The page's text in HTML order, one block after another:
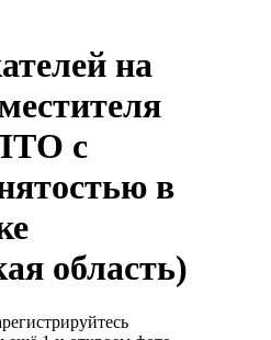
на
с
в
область)